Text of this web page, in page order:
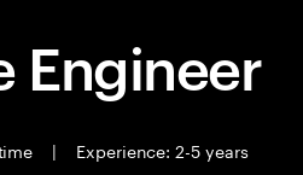
Engineer
|
Experience: 2-5 years